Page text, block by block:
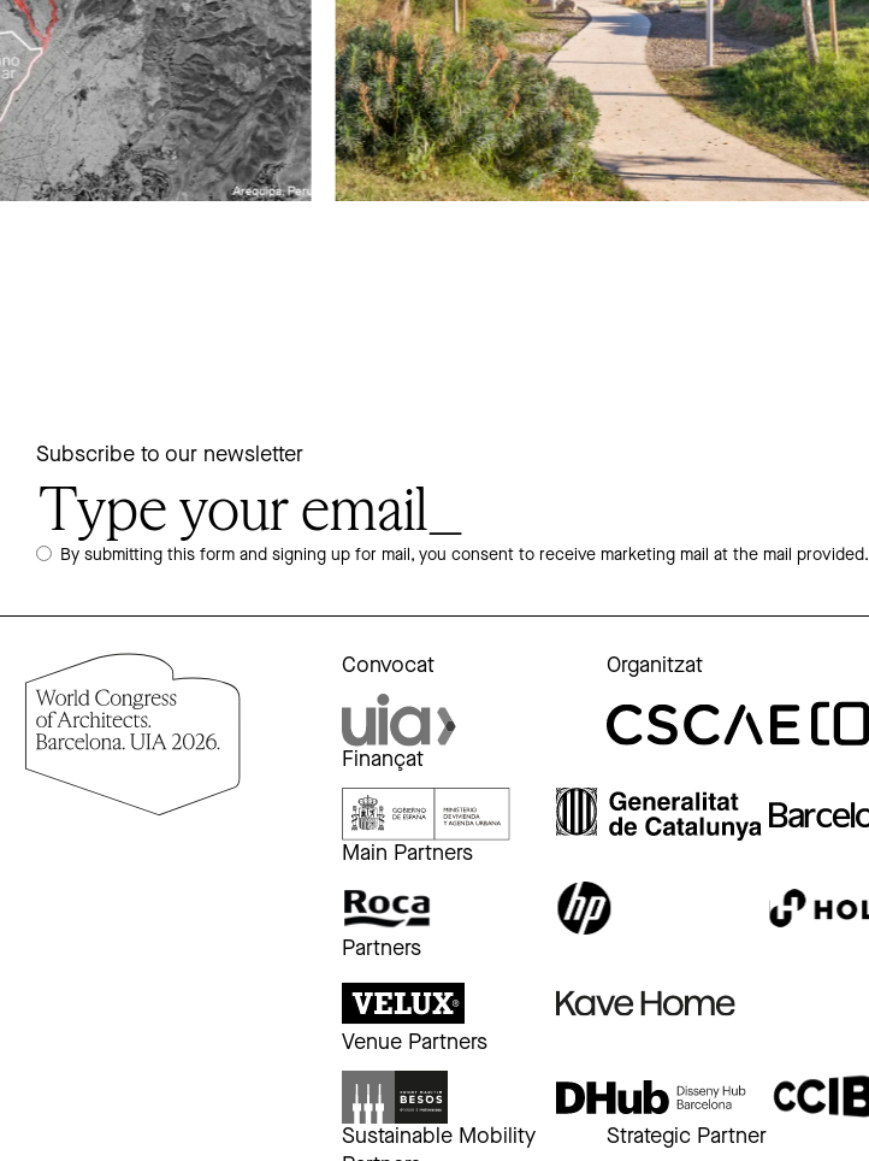
Subscribe to our newsletter
By submitting this form and signing up for mail, you consent to receive marketing mail at the mail provided.
Convocat Organitzat
Finançat
Main Partners
Partners
Venue Partners
Sustainable Mobility
Strategic Partner